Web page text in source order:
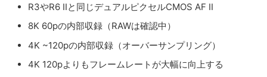
R3やR6 IIと同じデュアルピクセルCMOS AF II
8K 60pの内部収録（RAWは確認中）
4K ~120pの内部収録（オーバーサンプリング）
4K 120pよりもフレームレートが大幅に向上する